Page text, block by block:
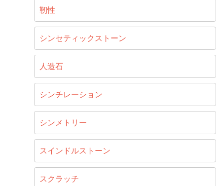
靭性
シンセティックストーン
人造石
シンチレーション
シンメトリー
スインドルストーン
スクラッチ